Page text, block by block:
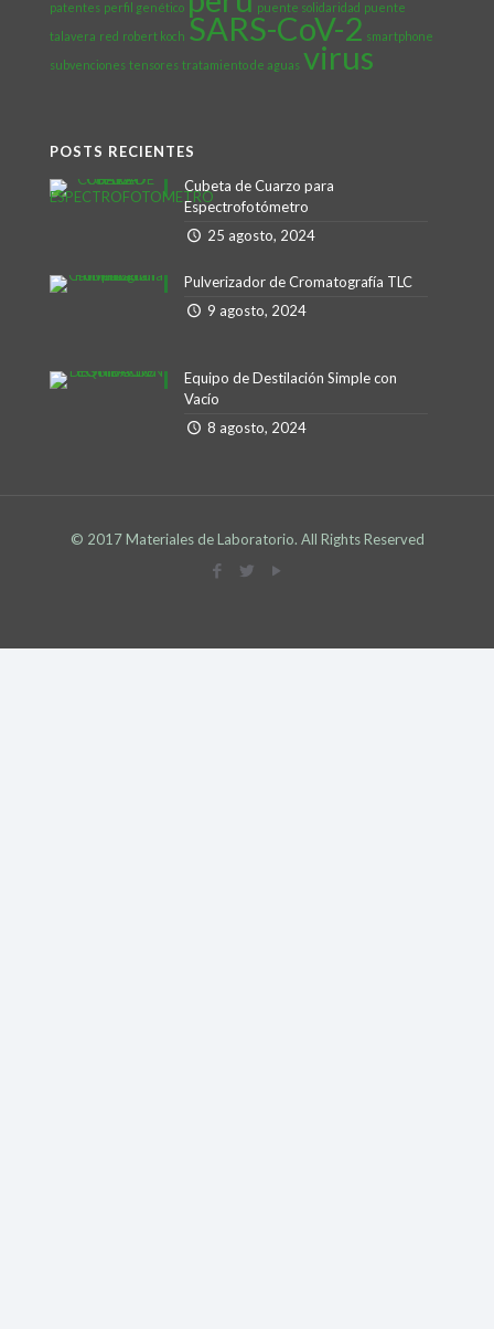
patentes perfil genético puente solidaridad puente
talavera red robert koch SARS-CoV-2 smartphone
subvenciones tensores tratamiento de aguas virus
POSTS RECIENTES
Cubeta de Cuarzo para
Espectrofotómetro
25 agosto, 2024
Pulverizador de Cromatografía TLC
9 agosto, 2024
Equipo de Destilación Simple con
Vacío
8 agosto, 2024
© 2017 Materiales de Laboratorio. All Rights Reserved